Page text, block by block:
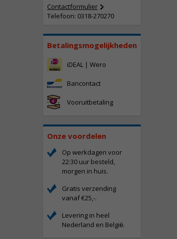
Contactformulier
Telefoon: 0318-270270
Betalingsmogelijkheden
iDEAL | Wero
Bancontact
Vooruitbetaling
Onze voordelen
Op werkdagen voor
22:30 uur besteld,
morgen in huis.
Gratis verzending
vanaf €25,-.
Levering in heel
Nederland en België.